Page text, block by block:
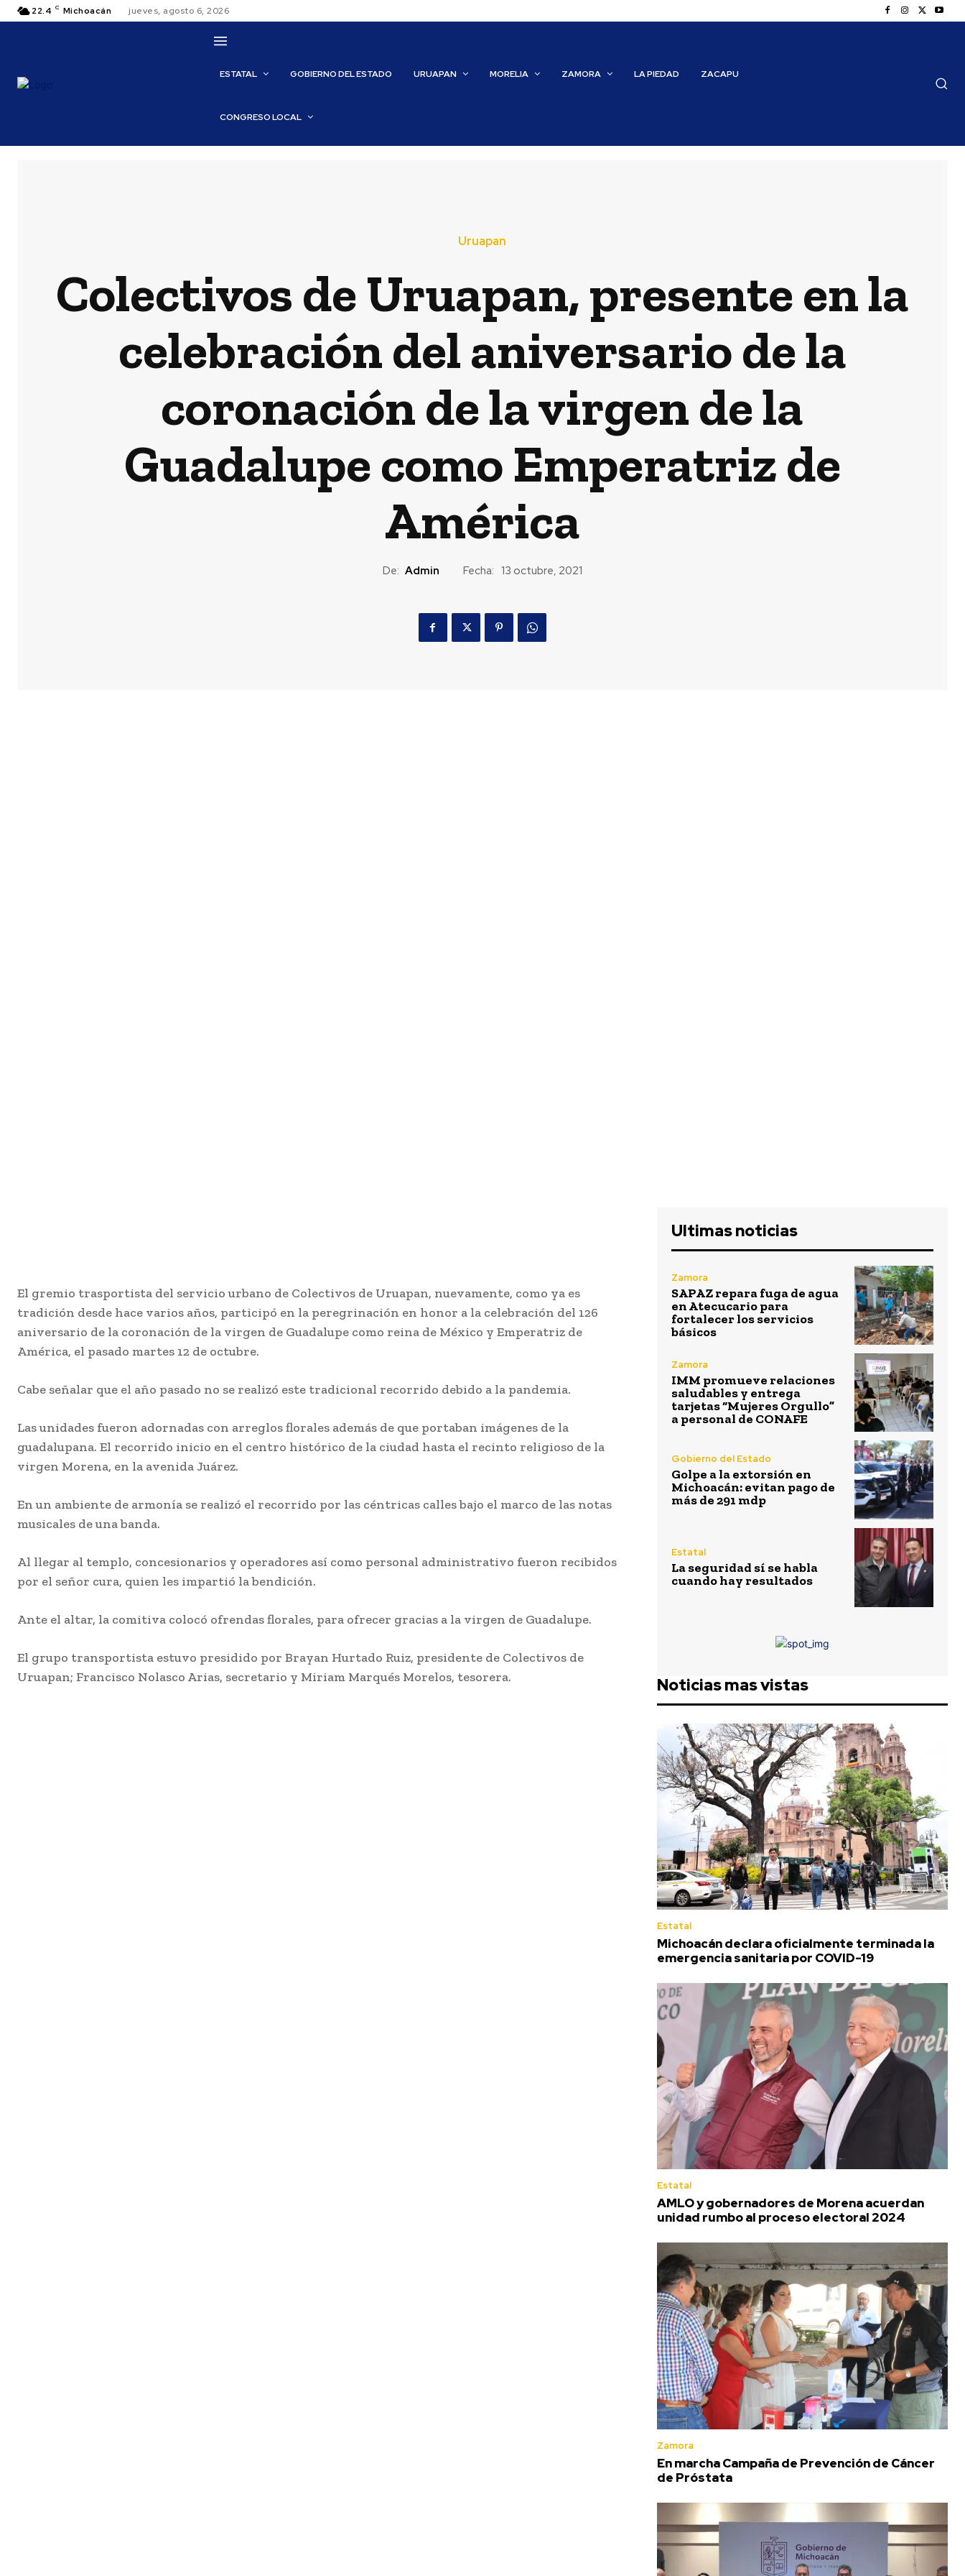
22.4 C Michoacán jueves, agosto 6, 2026
ESTATAL GOBIERNO DEL ESTADO URUAPAN MORELIA ZAMORA LA PIEDAD ZACAPU
CONGRESO LOCAL
Uruapan
Colectivos de Uruapan, presente en la
celebración del aniversario de la
coronación de la virgen de la
Guadalupe como Emperatriz de
América
De: Admin Fecha: 13 octubre, 2021
El gremio trasportista del servicio urbano de Colectivos de Uruapan, nuevamente, como ya es
tradición desde hace varios años, participó en la peregrinación en honor a la celebración del 126
aniversario de la coronación de la virgen de Guadalupe como reina de México y Emperatriz de
América, el pasado martes 12 de octubre.
Cabe señalar que el año pasado no se realizó este tradicional recorrido debido a la pandemia.
Las unidades fueron adornadas con arreglos florales además de que portaban imágenes de la
guadalupana. El recorrido inicio en el centro histórico de la ciudad hasta el recinto religioso de la
virgen Morena, en la avenida Juárez.
En un ambiente de armonía se realizó el recorrido por las céntricas calles bajo el marco de las notas
musicales de una banda.
Al llegar al templo, concesionarios y operadores así como personal administrativo fueron recibidos
por el señor cura, quien les impartió la bendición.
Ante el altar, la comitiva colocó ofrendas florales, para ofrecer gracias a la virgen de Guadalupe.
El grupo transportista estuvo presidido por Brayan Hurtado Ruiz, presidente de Colectivos de
Uruapan; Francisco Nolasco Arias, secretario y Miriam Marqués Morelos, tesorera.
Ultimas noticias
Zamora
SAPAZ repara fuga de agua
en Atecucario para
fortalecer los servicios
básicos
Zamora
IMM promueve relaciones
saludables y entrega
tarjetas “Mujeres Orgullo”
a personal de CONAFE
Gobierno del Estado
Golpe a la extorsión en
Michoacán: evitan pago de
más de 291 mdp
Estatal
La seguridad sí se habla
cuando hay resultados
Noticias mas vistas
Estatal
Michoacán declara oficialmente terminada la
emergencia sanitaria por COVID-19
Estatal
AMLO y gobernadores de Morena acuerdan
unidad rumbo al proceso electoral 2024
Zamora
En marcha Campaña de Prevención de Cáncer
de Próstata